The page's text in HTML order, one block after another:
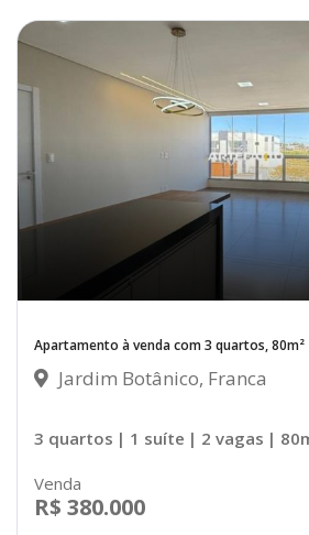
Apartamento à venda com 3 quartos, 80m²
Jardim Botânico, Franca
3 quartos | 1 suíte | 2 vagas |
Venda
R$ 380.000